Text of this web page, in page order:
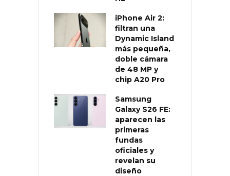
iPhone Air 2:
filtran una
Dynamic Island
más pequeña,
doble cámara
de 48 MP y
chip A20 Pro
Samsung
Galaxy S26 FE:
aparecen las
primeras
fundas
oficiales y
revelan su
diseño